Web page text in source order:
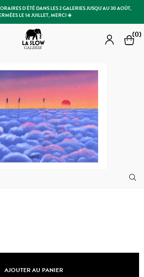
D'ÉTÉ DANS LES 2 GALERIES JUSQU'AU 30 AOÛT,
LE 14 JUILLET, MERCI ☀️
Slow Galerie (0)
AJOUTER AU PANIER